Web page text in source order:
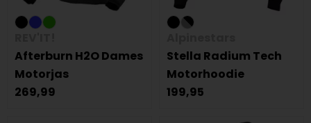
Afterburn H2O Dames
Motorjas
269,99
Stella Radium Tech
Motorhoodie
199,95